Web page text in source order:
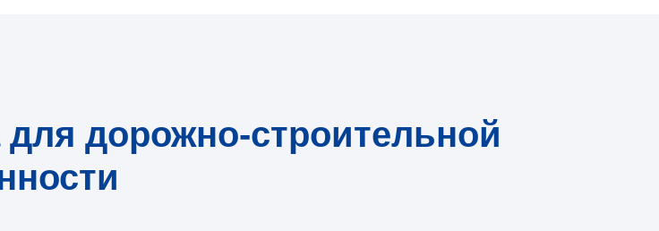
дорожно-строительной